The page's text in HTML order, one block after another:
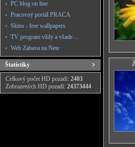
PC blog on line
Pracovný portál PRACA
Skins - free wallpapers
TV program vždy a všade ...
Web Zabava na Nete
Štatistiky
Celkový počet HD pozadí: 2403
Zobrazených HD pozadí: 24373444